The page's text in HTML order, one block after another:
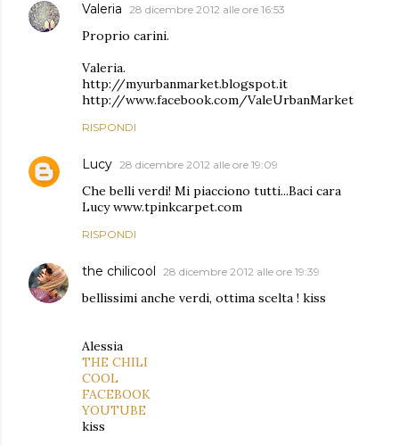
Valeria 28 dicembre 2012 alle ore 16:53
Proprio carini.
Valeria.
http://myurbanmarket.blogspot.it
http://www.facebook.com/ValeUrbanMarket
RISPONDI
Lucy 28 dicembre 2012 alle ore 19:09
Che belli verdi! Mi piacciono tutti...Baci cara
Lucy www.tpinkcarpet.com
RISPONDI
the chilicool 28 dicembre 2012 alle ore 19:39
bellissimi anche verdi, ottima scelta ! kiss
Alessia
THE CHILI
COOL
FACEBOOK
YOUTUBE
kiss